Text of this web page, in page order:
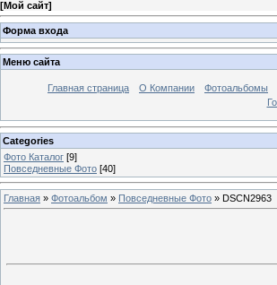
[Мой сайт]
Форма входа
Меню сайта
Главная страница О Компании Фотоальбомы
Categories
Фото Каталог [9]
Повседневные Фото [40]
Главная » Фотоальбом » Повседневные Фото » DSCN2963